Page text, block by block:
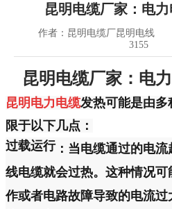
昆明电缆厂家：电
作者：昆明电缆厂昆明电线
3155
昆明电缆厂家：电
昆明电力电缆发热可能是由
限于以下几点：
过载运行：当电缆通过的电
线电缆就会过热。这种情况
作或者电路故障导致的电流过